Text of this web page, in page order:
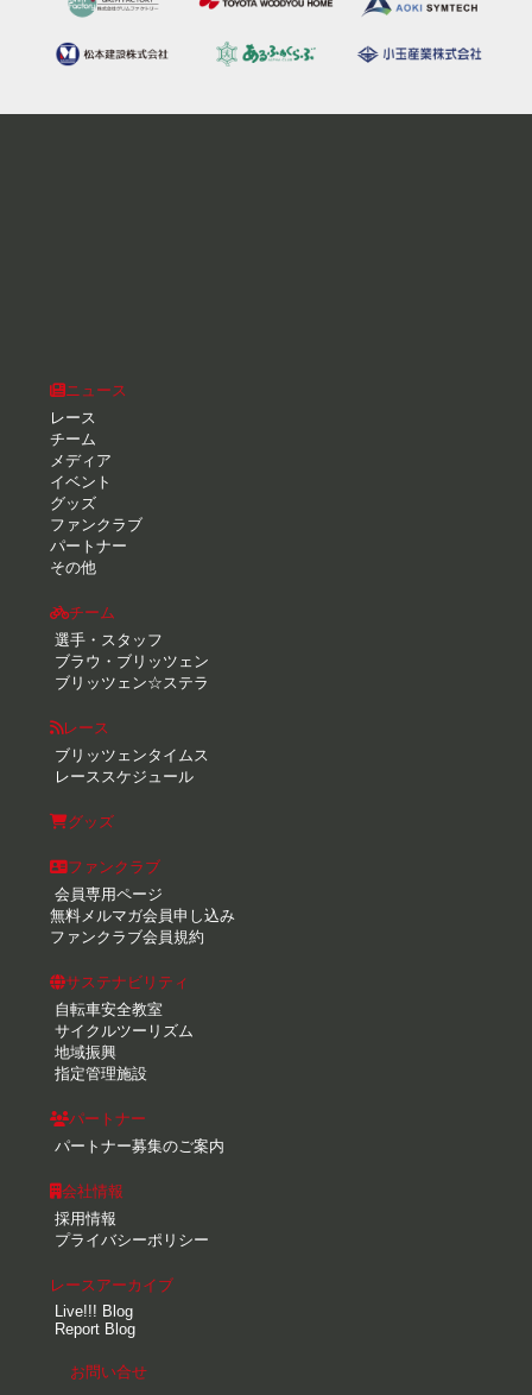
ニュース
レース
チーム
メディア
イベント
グッズ
ファンクラブ
パートナー
その他
チーム
選手・スタッフ
ブラウ・ブリッツェン
ブリッツェン☆ステラ
レース
ブリッツェンタイムス
レーススケジュール
グッズ
ファンクラブ
会員専用ページ
無料メルマガ会員申し込み
ファンクラブ会員規約
サステナビリティ
自転車安全教室
サイクルツーリズム
地域振興
指定管理施設
パートナー
パートナー募集のご案内
会社情報
採用情報
プライバシーポリシー
レースアーカイブ
Live!!! Blog
Report Blog
お問い合せ